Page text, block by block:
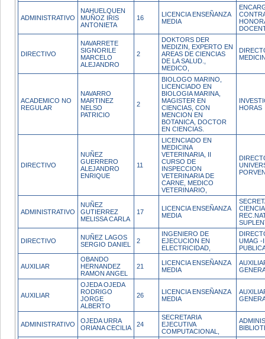
ADMINISTRATIVO
NAHUELQUEN
MUÑOZ IRIS
ANTONIETA
16
LICENCIA ENSEÑANZA
MEDIA
DIRECTIVO
NAVARRETE
SIGNORILE
MARCELO
ALEJANDRO
2
DOKTORS DER
MEDIZIN, EXPERTO EN
AREAS DE CIENCIAS
DE LA SALUD.,
MEDICO,
ACADEMICO NO
REGULAR
NAVARRO
MARTINEZ
NELSO
PATRICIO
2
BIOLOGO MARINO,
LICENCIADO EN
BIOLOGIA MARINA,
MAGISTER EN
CIENCIAS, CON
MENCION EN
BOTANICA, DOCTOR
EN CIENCIAS.
HORAS
DIRECTIVO
NUÑEZ
GUERRERO
ALEJANDRO
ENRIQUE
11
LICENCIADO EN
MEDICINA
VETERINARIA, II
CURSO DE
INSPECCION
VETERINARIA DE
CARNE, MEDICO
VETERINARIO,
ADMINISTRATIVO
NUÑEZ
GUTIERREZ
MELISSA CARLA
17
LICENCIA ENSEÑANZA
MEDIA
DIRECTIVO
NUÑEZ LAGOS
SERGIO DANIEL
2
INGENIERO DE
EJECUCION EN
ELECTRICIDAD,
UMAG -
AUXILIAR
OBANDO
HERNANDEZ
RAMON ANGEL
21
LICENCIA ENSEÑANZA
MEDIA
AUXILIAR
OJEDA OJEDA
RODRIGO
JORGE
ALBERTO
26
LICENCIA ENSEÑANZA
MEDIA
ADMINISTRATIVO
OJEDA URRA
ORIANA CECILIA
24
SECRETARIA
EJECUTIVA
COMPUTACIONAL,